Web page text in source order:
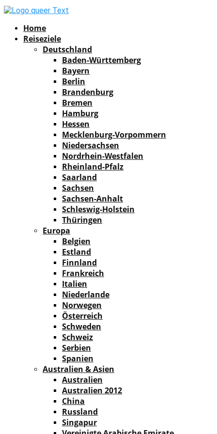
Home
Reiseziele
Deutschland
Baden-Württemberg
Bayern
Berlin
Brandenburg
Bremen
Hamburg
Hessen
Mecklenburg-Vorpommern
Niedersachsen
Nordrhein-Westfalen
Rheinland-Pfalz
Saarland
Sachsen
Sachsen-Anhalt
Schleswig-Holstein
Thüringen
Europa
Belgien
Estland
Finnland
Frankreich
Italien
Niederlande
Norwegen
Österreich
Schweden
Schweiz
Serbien
Spanien
Australien & Asien
Australien
Australien 2012
China
Russland
Singapur